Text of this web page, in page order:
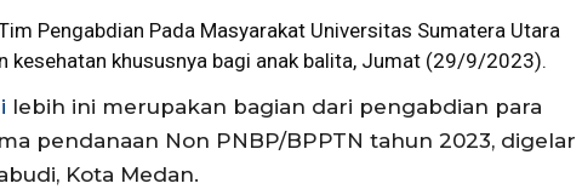
Tim Pengabdian Pada Masyarakat Universitas Sumatera Utara
kesehatan khususnya bagi anak balita, Jumat (29/9/2023).
lebih ini merupakan bagian dari pengabdian para
pendanaan Non PNBP/BPPTN tahun 2023, digelar
Kota Medan.